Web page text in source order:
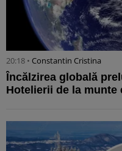
20:18 • Constantin Cristina
Încălzirea globală
Hotelierii de la munte